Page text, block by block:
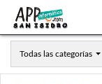
Todas las categorías